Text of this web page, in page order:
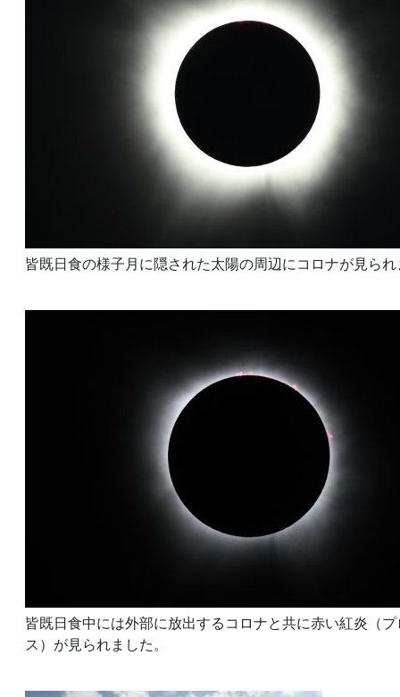
皆既日食の様子月に隠された太陽の周辺にコロナが見ら
皆既日食中には外部に放出するコロナと共に赤い紅炎（
ス）が見られました。